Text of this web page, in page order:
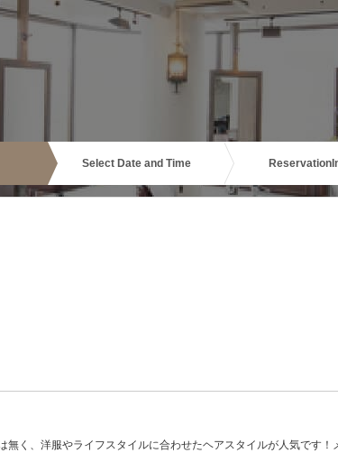
Select Date and Time Reservation
無く、洋服やライフスタイルに合わせたヘアスタイルが人気です！